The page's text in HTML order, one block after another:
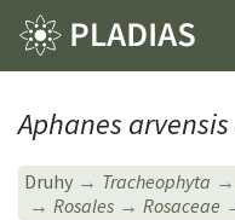
Aphanes arvensis
Druhy Tracheophyta
Rosales
Rosaceae